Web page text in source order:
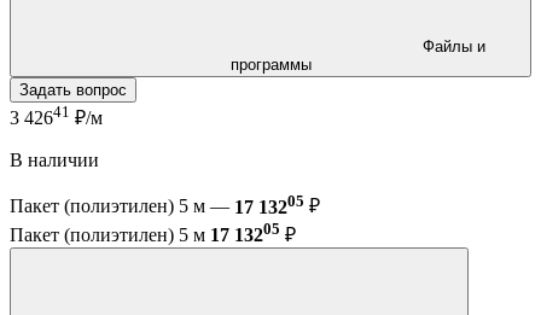
программы
Задать вопрос
3 42641 ₽/м
В наличии
Пакет (полиэтилен) 5 м — 17 13205 ₽
Пакет (полиэтилен) 5 м 17 13205 ₽